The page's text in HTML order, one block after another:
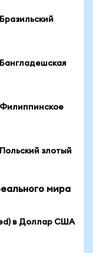
Филиппинское
злотый
мира
в Доллар США